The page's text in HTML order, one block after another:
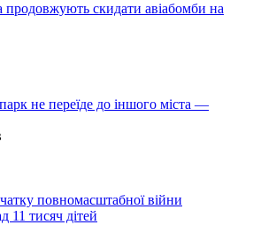
продовжують скидати авіабомби на
не переїде до іншого міста —
повномасштабної війни
11 тисяч дітей